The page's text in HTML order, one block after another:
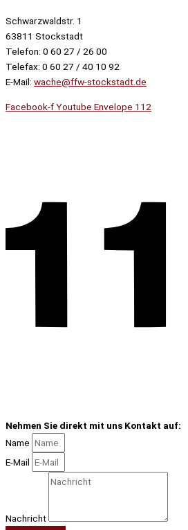
Schwarzwaldstr. 1
63811 Stockstadt
Telefon: 0 60 27 / 26 00
Telefax: 0 60 27 / 40 10 92
E-Mail: wache@ffw-stockstadt.de
Facebook-fYoutube Envelope 112
Nehmen Sie direkt mit uns Kontakt auf:
Name
E-Mail
Nachricht